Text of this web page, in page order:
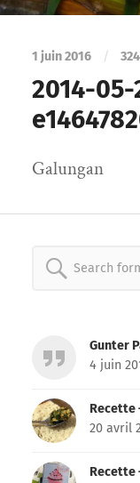
1 juin 2016 /
2014-05-
Galungan
Gunter
4 juin
Recette
20 avril
Recette